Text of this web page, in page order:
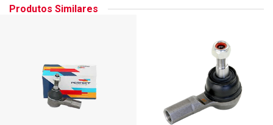
Produtos Similares